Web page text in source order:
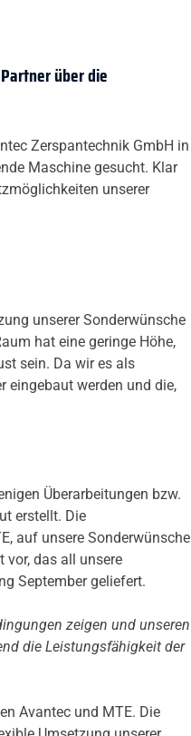
über die
Zerspantechnik GmbH in
Maschine gesucht. Klar
unserer
unserer Sonderwünsche
hat eine geringe Höhe,
sein. Da wir es als
eingebaut werden und die,
Überarbeitungen bzw.
erstellt. Die
auf unsere Sonderwünsche
vor, das all unsere
September geliefert.
zeigen und unseren
die Leistungsfähigkeit der
Avantec und MTE. Die